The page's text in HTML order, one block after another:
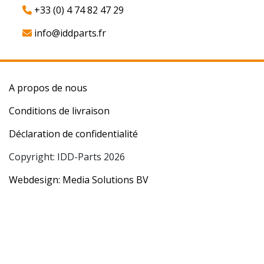
+33 (0) 4 74 82 47 29
info@iddparts.fr
A propos de nous
Conditions de livraison
Déclaration de confidentialité
Copyright: IDD-Parts 2026
Webdesign: Media Solutions BV